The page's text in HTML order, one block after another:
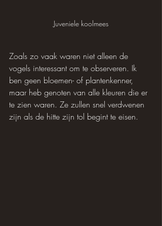
Juveniele koolmees
Zoals zo vaak waren niet alleen de
vogels interessant om te observeren. Ik
ben geen bloemen- of plantenkenner,
maar heb genoten van alle kleuren die er
te zien waren. Ze zullen snel verdwenen
zijn als de hitte zijn tol begint te eisen.